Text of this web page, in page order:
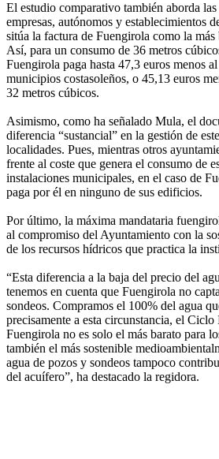
El estudio comparativo también aborda
empresas, autónomos y establecimientos
sitúa la factura de Fuengirola como la más
Así, para un consumo de 36 metros
Fuengirola paga hasta 47,3 euros menos
municipios costasoleños, o 45,13 euros
32 metros cúbicos.
Asimismo, como ha señalado Mula, el
diferencia “sustancial” en la gestión de
localidades. Pues, mientras otros
frente al coste que genera el consumo de
instalaciones municipales, en el caso de
paga por él en ninguno de sus edificios.
Por último, la máxima mandataria
al compromiso del Ayuntamiento con la
de los recursos hídricos que practica la
“Esta diferencia a la baja del precio del
tenemos en cuenta que Fuengirola no
sondeos. Compramos el 100% del agua
precisamente a esta circunstancia, el
Fuengirola no es solo el más barato para
también el más sostenible
agua de pozos y sondeos tampoco
del acuífero”, ha destacado la regidora.